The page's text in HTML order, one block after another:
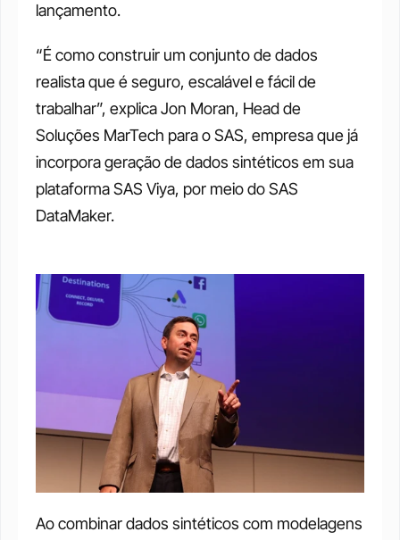
lançamento.
“É como construir um conjunto de dados
realista que é seguro, escalável e fácil de
trabalhar”, explica Jon Moran, Head de
Soluções MarTech para o SAS, empresa que já
incorpora geração de dados sintéticos em sua
plataforma SAS Viya, por meio do SAS
DataMaker.
Ao combinar dados sintéticos com modelagens